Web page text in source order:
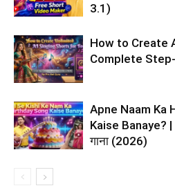
3.1)
How to Create
Complete
Apne Naam Ka
Kaise Banaye? |
गाना (2026)